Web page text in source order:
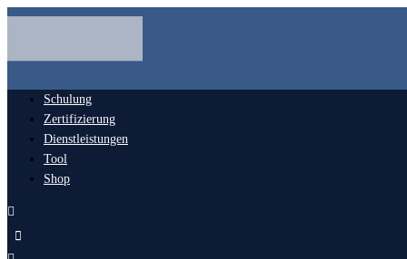
Schulung
Zertifizierung
Dienstleistungen
Tool
Shop